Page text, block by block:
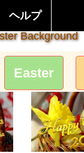
ヘルプ
Background
Easter